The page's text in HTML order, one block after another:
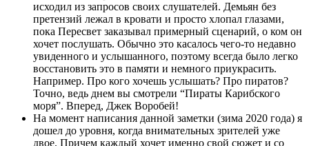
исходил из запросов своих слушателей. Демьян без
претензий лежал в кровати и просто хлопал глазами,
пока Пересвет заказывал примерный сценарий, о ком он
хочет послушать. Обычно это касалось чего-то недавно
увиденного и услышанного, поэтому всегда было легко
восстановить это в памяти и немного приукрасить.
Например. Про кого хочешь услышать? Про пиратов?
Точно, ведь днем вы смотрели “Пираты Карибского
моря”. Вперед, Джек Воробей!
На момент написания данной заметки (зима 2020 года) я
дошел до уровня, когда внимательных зрителей уже
двое. Причем каждый хочет именно свой сюжет и со